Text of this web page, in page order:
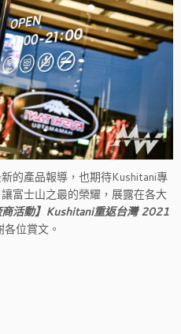
的產品報導，也期待Kushitani專
富士山之最的榮耀，展露在各大
商活動】Kushitani重返台灣 2021
位賞文。